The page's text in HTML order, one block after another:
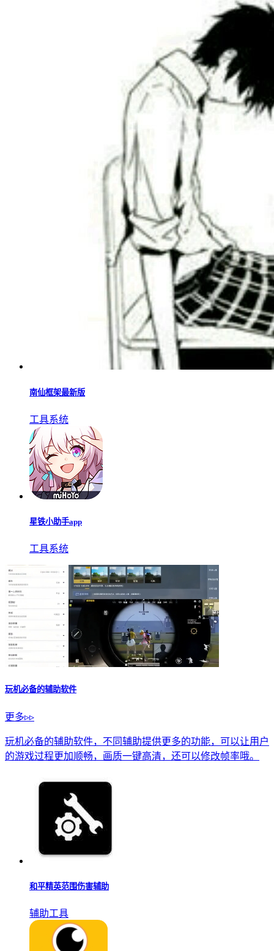
南仙框架最新版
工具系统
星铁小助手app
工具系统
玩机必备的辅助软件
更多▹▹
玩机必备的辅助软件，不同辅助提供更多的功能，可以让用户
的游戏过程更加顺畅，画质一键高清，还可以修改帧率哦。
和平精英范围伤害辅助
辅助工具